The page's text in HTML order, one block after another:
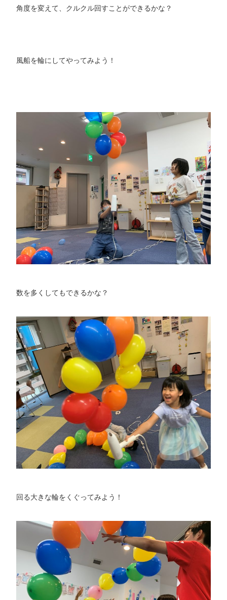
角度を変えて、クルクル回すことができるかな？
風船を輪にしてやってみよう！
数を多くしてもできるかな？
回る大きな輪をくぐってみよう！